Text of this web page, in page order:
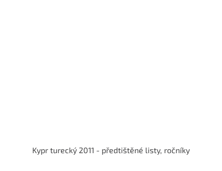
Kypr turecký 2011 - předtištěné listy, ročníky